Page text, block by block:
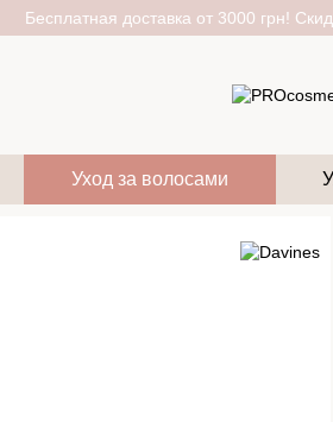
Бесплатная доставка от 3000 грн!
Уход за волосами